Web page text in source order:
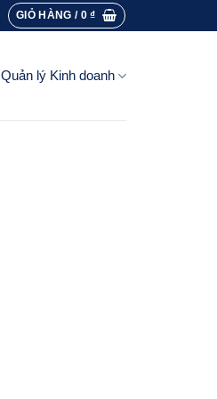
GIỎ HÀNG / 0₫
Quản lý Kinh doanh